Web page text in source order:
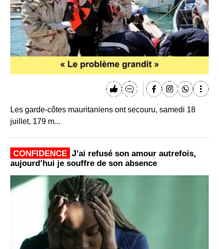
Les garde-côtes mauritaniens ont secouru, samedi 18
juillet, 179 m...
CONFIDENCE J’ai refusé son amour autrefois,
aujourd’hui je souffre de son absence